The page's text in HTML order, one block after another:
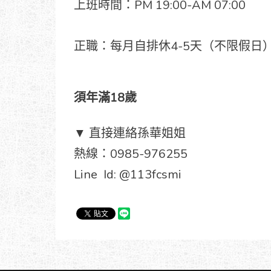
上班時間：PM 19:00-AM 07:00
正職：每月自排休4-5天（不限假日
須年滿18歲
▼ 直接連絡孫華姐姐
熱線：0985-976255
Line Id: @113fcsmi